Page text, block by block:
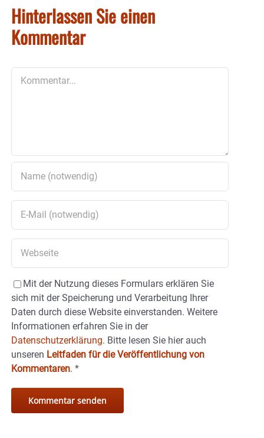
Hinterlassen Sie einen
Kommentar
Mit der Nutzung dieses Formulars erklären Sie
sich mit der Speicherung und Verarbeitung Ihrer
Daten durch diese Website einverstanden. Weitere
Informationen erfahren Sie in der
Datenschutzerklärung. Bitte lesen Sie hier auch
unseren Leitfaden für die Veröffentlichung von
Kommentaren. *